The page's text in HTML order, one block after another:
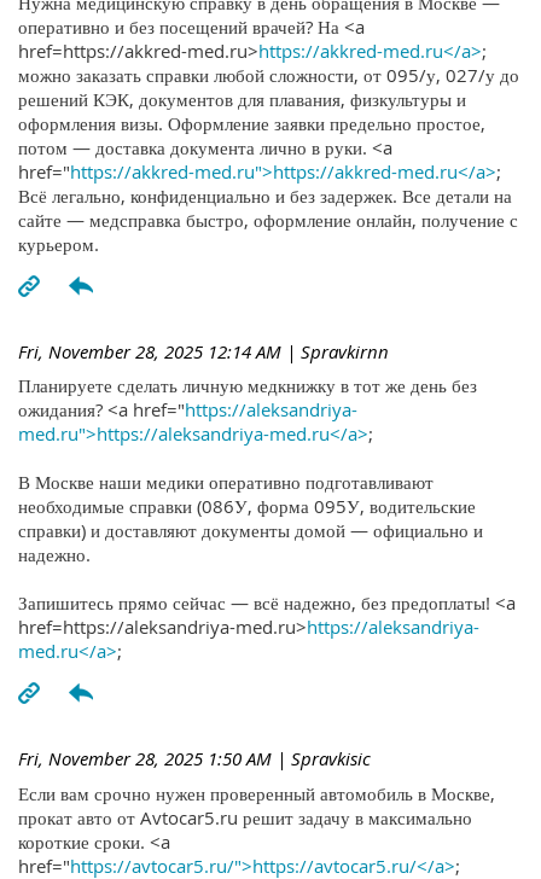
оперативно и без посещений врачей? На <a
href=https://akkred-med.ru>https://akkred-med.ru</a>;
можно заказать справки любой сложности, от 095/у, 027/у до
решений КЭК, документов для плавания, физкультуры и
оформления визы. Оформление заявки предельно простое,
потом — доставка документа лично в руки. <a
href="https://akkred-med.ru">https://akkred-med.ru</a>;
Всё легально, конфиденциально и без задержек. Все детали на
сайте — медсправка быстро, оформление онлайн, получение с
курьером.
Fri, November 28, 2025 12:14 AM | Spravkirnn
Планируете сделать личную медкнижку в тот же день без
ожидания? <a href="https://aleksandriya-
med.ru">https://aleksandriya-med.ru</a>;
В Москве наши медики оперативно подготавливают
необходимые справки (086У, форма 095У, водительские
справки) и доставляют документы домой — официально и
надежно.
Запишитесь прямо сейчас — всё надежно, без предоплаты! <a
href=https://aleksandriya-med.ru>https://aleksandriya-
med.ru</a>;
Fri, November 28, 2025 1:50 AM | Spravkisic
Если вам срочно нужен проверенный автомобиль в Москве,
прокат авто от Avtocar5.ru решит задачу в максимально
короткие сроки. <a
href="https://avtocar5.ru/">https://avtocar5.ru/</a>;